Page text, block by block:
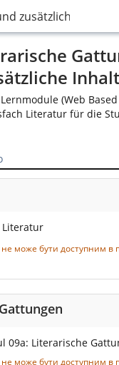
zusätzliche Inhalte
(Web
Literatur für die
Literatur
може бути доступним в
09a: Literarische
може бути доступним в